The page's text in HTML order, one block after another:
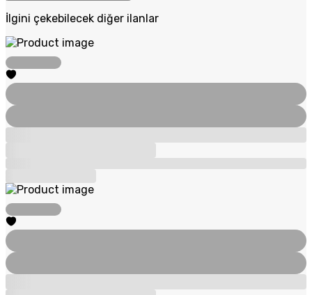
İlgini çekebilecek diğer ilanlar